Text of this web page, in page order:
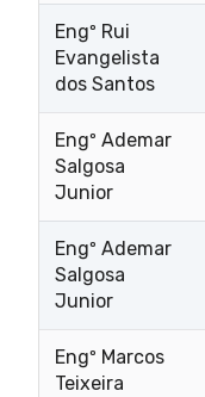
Engº Rui
Evangelista
dos Santos
Engº Ademar
Salgosa
Junior
Engº Ademar
Salgosa
Junior
Engº Marcos
Teixeira